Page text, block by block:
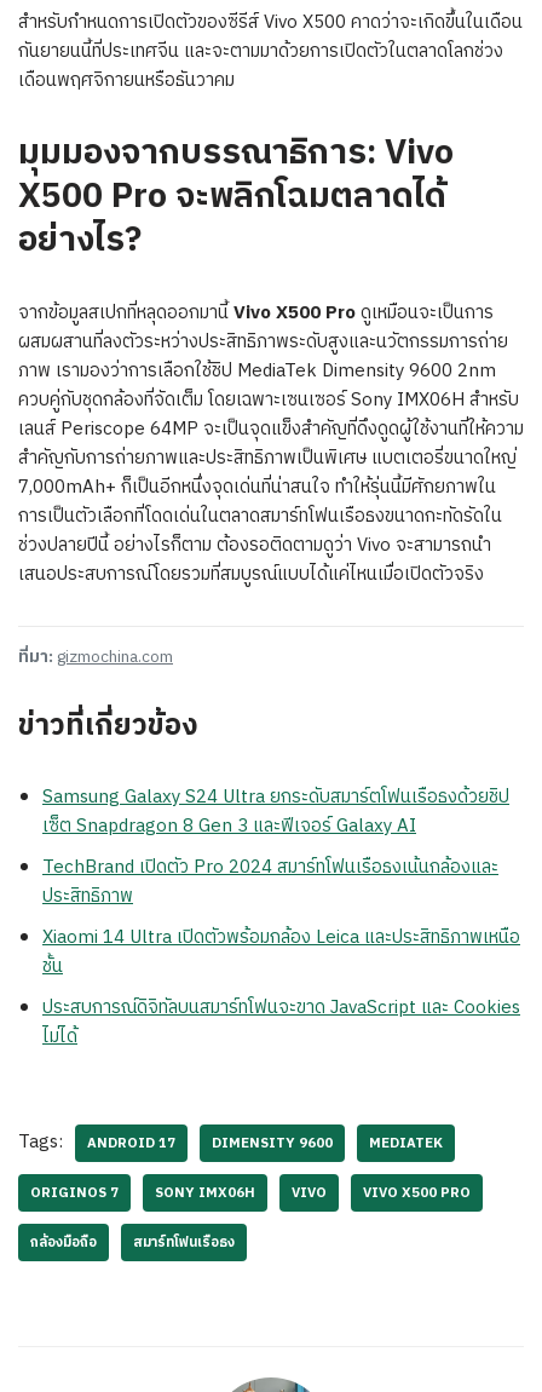
สำหรับกำหนดการเปิดตัวของซีรีส์ Vivo X500 คาดว่าจะเกิดขึ้นในเดือน
กันยายนนี้ที่ประเทศจีน และจะตามมาด้วยการเปิดตัวในตลาดโลกช่วง
เดือนพฤศจิกายนหรือธันวาคม
มุมมองจากบรรณาธิการ: Vivo
X500 Pro จะพลิกโฉมตลาดได้
อย่างไร?
จากข้อมูลสเปกที่หลุดออกมานี้Vivo X500 Proดูเหมือนจะเป็นการ
ผสมผสานที่ลงตัวระหว่างประสิทธิภาพระดับสูงและนวัตกรรมการถ่าย
ภาพ เรามองว่าการเลือกใช้ชิป MediaTek Dimensity 9600 2nm
ควบคู่กับชุดกล้องที่จัดเต็ม โดยเฉพาะเซนเซอร์ Sony IMX06H สำหรับ
เลนส์ Periscope 64MP จะเป็นจุดแข็งสำคัญที่ดึงดูดผู้ใช้งานที่ให้ความ
สำคัญกับการถ่ายภาพและประสิทธิภาพเป็นพิเศษ แบตเตอรี่ขนาดใหญ่
7,000mAh+ ก็เป็นอีกหนึ่งจุดเด่นที่น่าสนใจ ทำให้รุ่นนี้มีศักยภาพใน
การเป็นตัวเลือกที่โดดเด่นในตลาดสมาร์ทโฟนเรือธงขนาดกะทัดรัดใน
ช่วงปลายปีนี้ อย่างไรก็ตาม ต้องรอติดตามดูว่า Vivo จะสามารถนำ
เสนอประสบการณ์โดยรวมที่สมบูรณ์แบบได้แค่ไหนเมื่อเปิดตัวจริง
ที่มา: gizmochina.com
ข่าวที่เกี่ยวข้อง
Samsung Galaxy S24 Ultra ยกระดับสมาร์ตโฟนเรือธงด้วยชิป
เซ็ต Snapdragon 8 Gen 3 และฟีเจอร์ Galaxy AI
TechBrand เปิดตัว Pro 2024 สมาร์ทโฟนเรือธงเน้นกล้องและ
ประสิทธิภาพ
Xiaomi 14 Ultra เปิดตัวพร้อมกล้อง Leica และประสิทธิภาพเหนือ
ชั้น
ประสบการณ์ดิจิทัลบนสมาร์ทโฟนจะขาด JavaScript และ Cookies
ไม่ได้
Tags: ANDROID 17 DIMENSITY 9600 MEDIATEK
ORIGINOS 7 SONY IMX06H VIVO VIVO X500 PRO
กล้องมือถือ สมาร์ทโฟนเรือธง